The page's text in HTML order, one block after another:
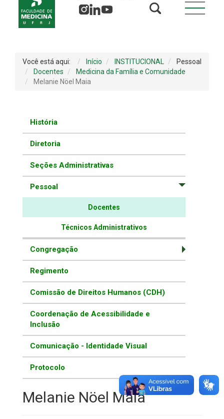
Você está aqui: Início INSTITUCIONAL
Pessoal
Docentes
Medicina da Família e Comunidade
Melanie Nöel Maia
História
Diretoria
Seções Administrativas
Pessoal
Docentes
Técnicos Administrativos
Congregação
Regimento
Comissão de Direitos Humanos (CDH)
Coordenação de Acessibilidade e
Inclusão
Comunicação - Identidade Visual
Protocolo
Melanie Nöel Maia